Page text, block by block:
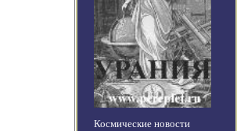
Космические новости